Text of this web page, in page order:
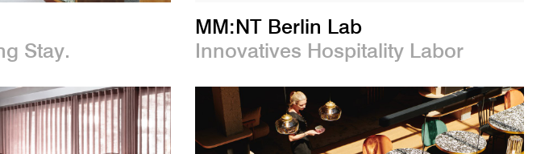
Stay.
MM:NT Berlin Lab
Innovatives Hospitality Labor